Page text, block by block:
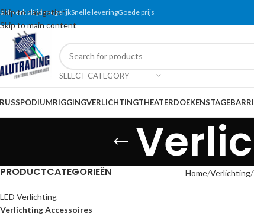
Skip to navigation
Skip to main content
altijd mogelijkSnelle leveringGoede prijs
SELECT CATEGORY
PODIUMRIGGINGVERLICHTINGTHEATERDOEKEN
PRODUCTCATEGORIEËN
LED Verlichting
Verlichting Accessoires
Home Verlichting